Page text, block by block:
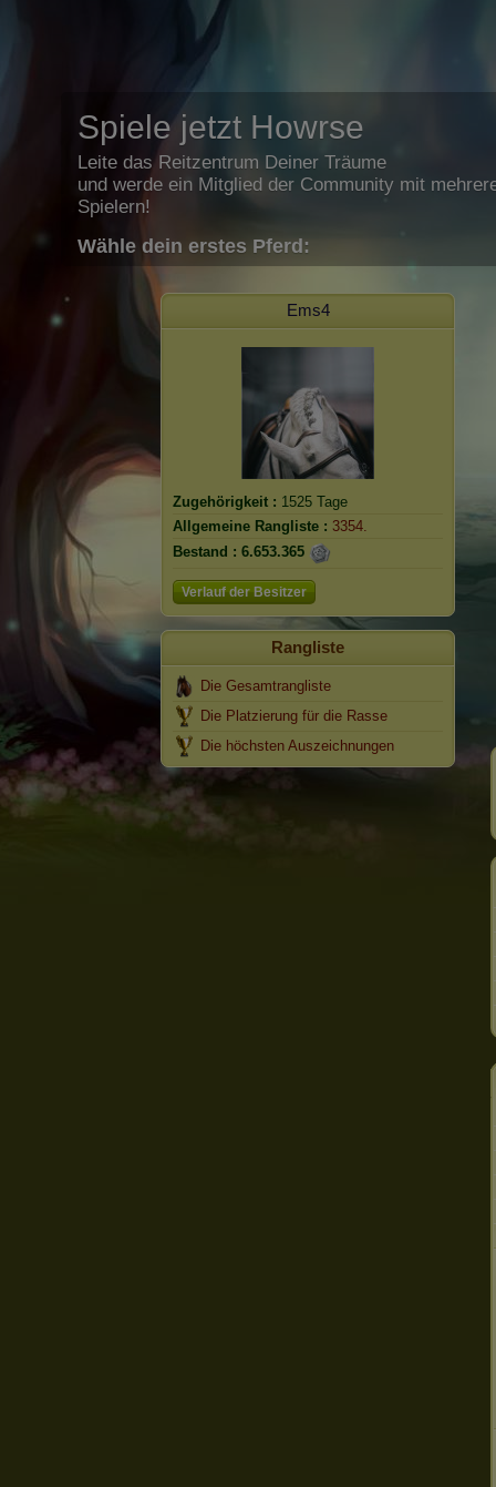
Spiele jetzt Howrse
Leite das Reitzentrum Deiner Träume
und werde ein Mitglied der Community mit
Spielern!
Wähle dein erstes Pferd:
Ems4
Zugehörigkeit : 1525 Tage
Allgemeine Rangliste : 3354.
Bestand : 6.653.365
Verlauf der Besitzer
Rangliste
Die Gesamtrangliste
Die Platzierung für die Rasse
Die höchsten Auszeichnungen